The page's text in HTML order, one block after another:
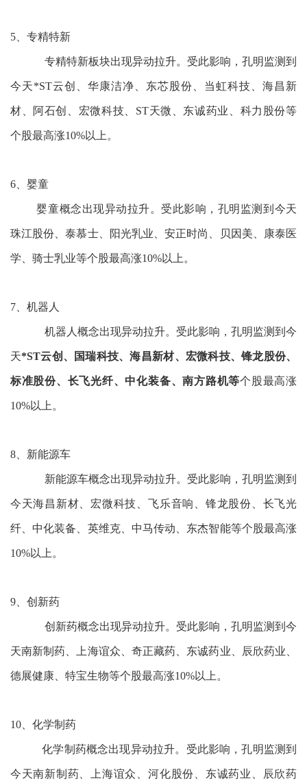
5、专精特新
专精特新板块出现异动拉升。受此影响，孔明监测到
今天*ST云创、华康洁净、东芯股份、当虹科技、海昌新
材、阿石创、宏微科技、ST天微、东诚药业、科力股份等
个股最高涨10%以上。
6、婴童
婴童概念出现异动拉升。受此影响，孔明监测到今天
珠江股份、泰慕士、阳光乳业、安正时尚、贝因美、康泰医
学、骑士乳业等个股最高涨10%以上。
7、机器人
机器人概念出现异动拉升。受此影响，孔明监测到今
天*ST云创、国瑞科技、海昌新材、宏微科技、锋龙股份、
标准股份、长飞光纤、中化装备、南方路机等个股最高涨
10%以上。
8、新能源车
新能源车概念出现异动拉升。受此影响，孔明监测到
今天海昌新材、宏微科技、飞乐音响、锋龙股份、长飞光
纤、中化装备、英维克、中马传动、东杰智能等个股最高涨
10%以上。
9、创新药
创新药概念出现异动拉升。受此影响，孔明监测到今
天南新制药、上海谊众、奇正藏药、东诚药业、辰欣药业、
德展健康、特宝生物等个股最高涨10%以上。
10、化学制药
化学制药概念出现异动拉升。受此影响，孔明监测到
今天南新制药、上海谊众、河化股份、东诚药业、辰欣药